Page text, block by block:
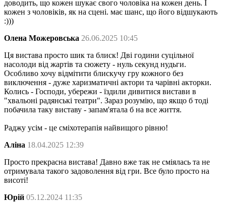
доводить, що кожен шукає свого чоловіка на кожен день. І
кожен з чоловіків, як на сцені. має шанс, що його відшукають
:)))
Олена Можеровська 26.06.2025 10:45
Ця вистава просто шик та блиск! Дві години суцільної
насолоди від жартів та сюжету - нуль секунд нудьги.
Особливо хочу відмітити блискучу гру кожного без
виключення - дуже харизматичні актори та чарівні акторки.
Колись - Господи, убережи - їздили дивитися вистави в
"хвальоні радянські театри". Зараз розумію, що якщо б тоді
побачила таку виставу - запам'ятала б на все життя.
Раджу усім - це сміхотерапія найвищого рівню!
Аліна 18.04.2025 12:39
Просто прекрасна вистава! Давно вже так не сміялась та не
отримувала такого задоволення від гри. Все було просто на
висоті!
Юрій 05.12.2024 11:35